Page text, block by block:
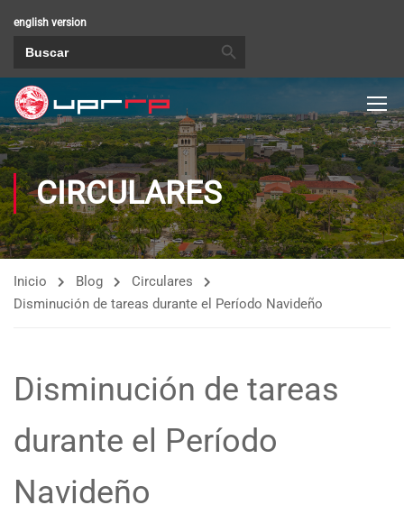
english version
CIRCULARES
Inicio Blog
Circulares
Disminución de tareas durante el Período Navideño
Disminución de tareas
durante el Período
Navideño